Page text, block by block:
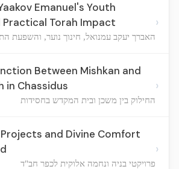
Emanuel's Youth
Torah Impact
האברך יעקב עמנואל, חינוך נוער, והשפעת
›
Between Mishkan and
in Chassidus
החילוק בין משכן ובית המקדש בחסידות
›
and Divine Comfort
פרויקטי בניה ונחמה אלוקית לכפר חב"ד
›